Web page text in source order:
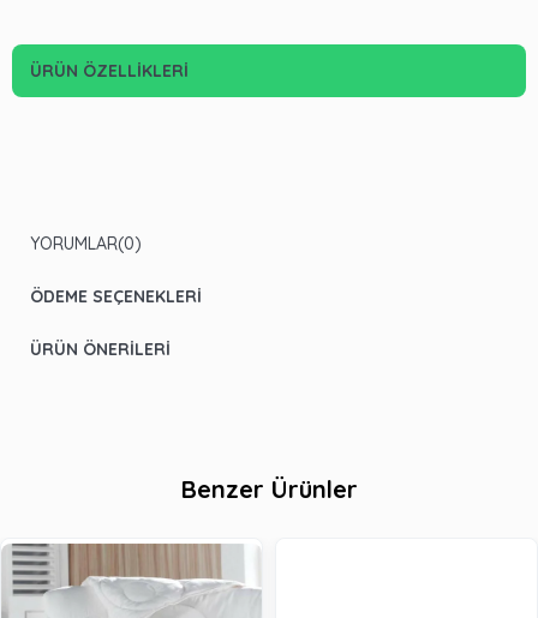
ÜRÜN ÖZELLIKLERI
YORUMLAR(0)
ÖDEME SEÇENEKLERI
ÜRÜN ÖNERILERI
Benzer Ürünler